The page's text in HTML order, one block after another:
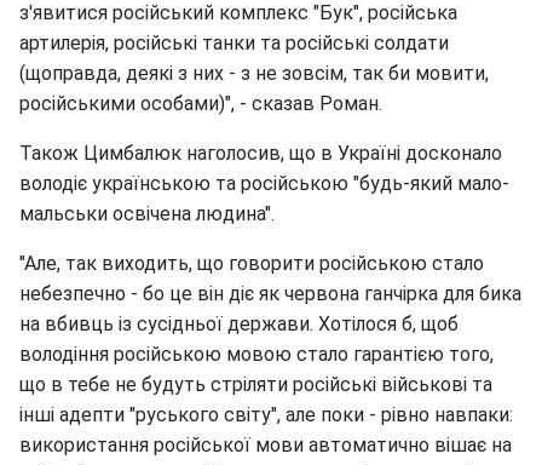
з'явитися російський комплекс "Бук", російська
артилерія, російські танки та російські солдати
(щоправда, деякі з них - з не зовсім, так би мовити,
російськими особами)", - сказав Роман.
Також Цимбалюк наголосив, що в Україні досконало
володіє українською та російською "будь-який мало-
мальськи освічена людина".
"Але, так виходить, що говорити російською стало
небезпечно - бо це він діє як червона ганчірка для бика
на вбивць із сусідньої держави. Хотілося б, щоб
володіння російською мовою стало гарантією того,
що в тебе не будуть стріляти російські військові та
інші адепти "руського світу", але поки - рівно навпаки:
використання російської мови автоматично вішає на